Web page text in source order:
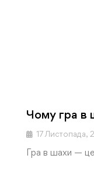
Чому гра в
17 Листопада,
Гра в шахи —